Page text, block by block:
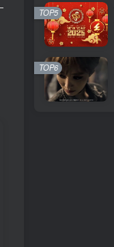
TOP5
TOP6